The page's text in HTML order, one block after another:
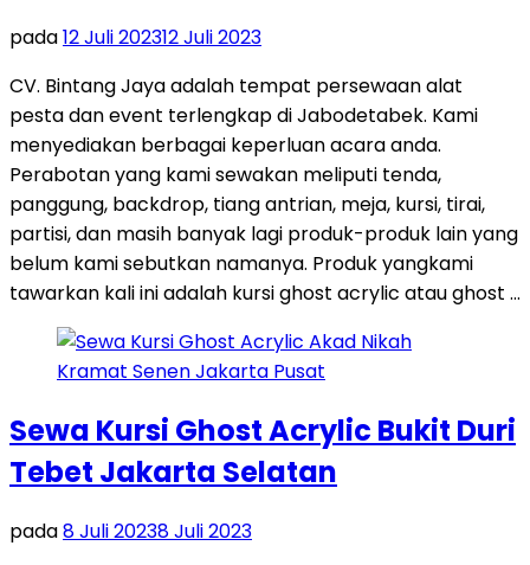
pada12 Juli 202312 Juli 2023
CV. Bintang Jaya adalah tempat persewaan alat
pesta dan event terlengkap di Jabodetabek. Kami
menyediakan berbagai keperluan acara anda.
Perabotan yang kami sewakan meliputi tenda,
panggung, backdrop, tiang antrian, meja, kursi, tirai,
partisi, dan masih banyak lagi produk-produk lain yang
belum kami sebutkan namanya. Produk yangkami
tawarkan kali ini adalah kursi ghost acrylic atau ghost …
Sewa Kursi Ghost Acrylic Bukit Duri
Tebet Jakarta Selatan
pada8 Juli 20238 Juli 2023